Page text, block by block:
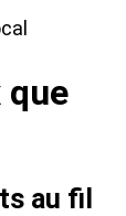
que
au fil